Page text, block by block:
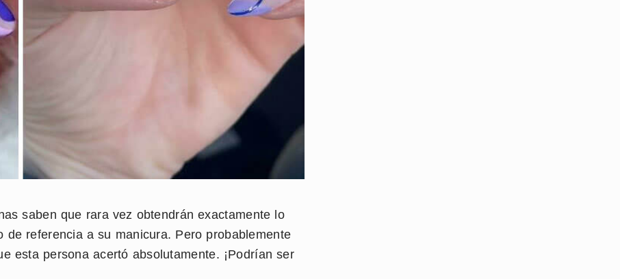
saben que rara vez obtendrán exactamente lo
referencia a su manicura. Pero probablemente
esta persona acertó absolutamente. ¡Podrían ser